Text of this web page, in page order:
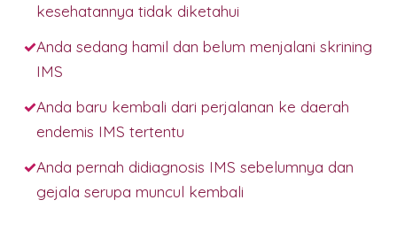
kesehatannya tidak diketahui
Anda sedang hamil dan belum menjalani skrining
IMS
Anda baru kembali dari perjalanan ke daerah
endemis IMS tertentu
Anda pernah didiagnosis IMS sebelumnya dan
gejala serupa muncul kembali